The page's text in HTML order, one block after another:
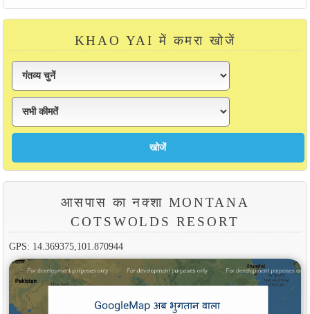
KHAO YAI में कमरा खोजें
आसपास का नक्शा MONTANA
COTSWOLDS RESORT
GPS: 14.369375,101.870944